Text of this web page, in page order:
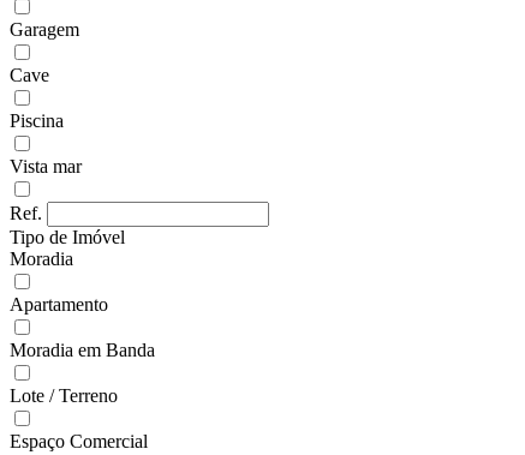
Garagem
Cave
Piscina
Vista mar
Ref.
Tipo de Imóvel
Moradia
Apartamento
Moradia em Banda
Lote / Terreno
Espaço Comercial